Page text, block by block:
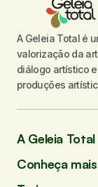
A Geleia Total é
valorização da
diálogo artístico
produções
A Geleia Total
Conheça mais